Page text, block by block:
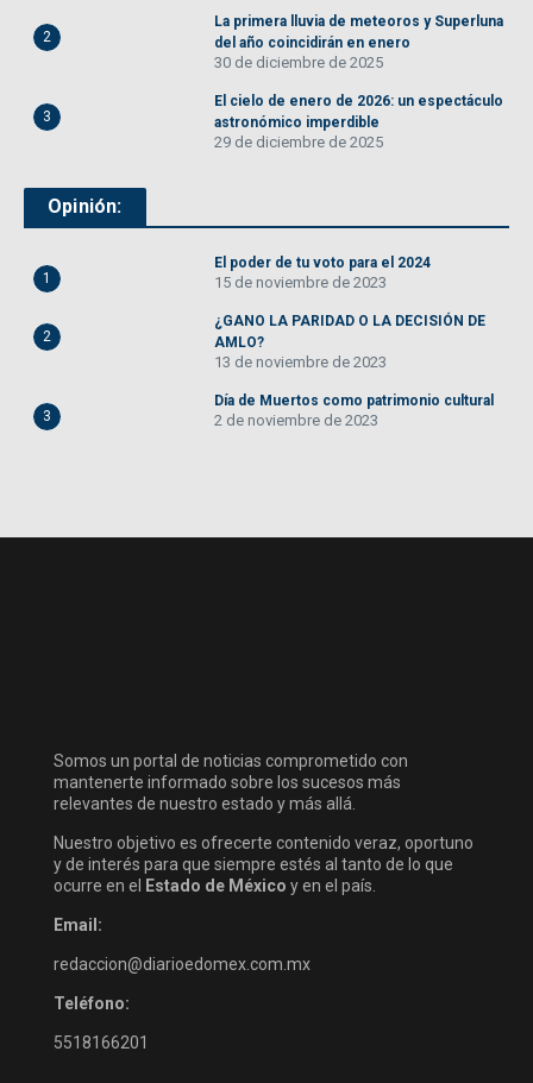
2
La primera lluvia de meteoros y Superluna
del año coincidirán en enero
30 de diciembre de 2025
3
El cielo de enero de 2026: un espectáculo
astronómico imperdible
29 de diciembre de 2025
Opinión:
1
El poder de tu voto para el 2024
15 de noviembre de 2023
2
¿GANO LA PARIDAD O LA DECISIÓN DE
AMLO?
13 de noviembre de 2023
3
Día de Muertos como patrimonio cultural
2 de noviembre de 2023
Somos un portal de noticias comprometido con
mantenerte informado sobre los sucesos más
relevantes de nuestro estado y más allá.
Nuestro objetivo es ofrecerte contenido veraz, oportuno
y de interés para que siempre estés al tanto de lo que
ocurre en el
Estado de México y en el país.
Email:
redaccion@diarioedomex.com.mx
Teléfono:
5518166201